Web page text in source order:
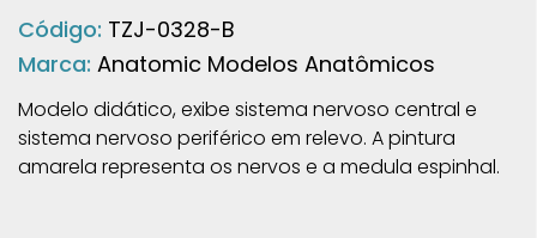
Código: TZJ-0328-B
Marca: Anatomic Modelos Anatômicos
Modelo didático, exibe sistema nervoso central e
sistema nervoso periférico em relevo. A pintura
amarela representa os nervos e a medula espinhal.